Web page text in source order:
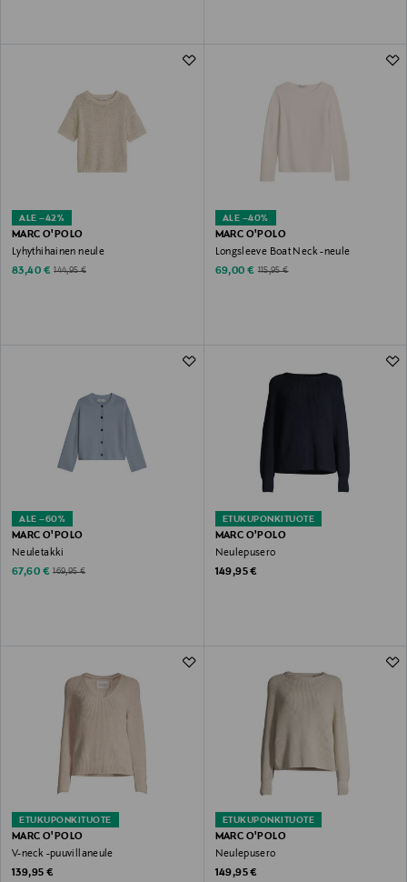
ALE –42%
MARC O'POLO
Lyhythihainen neule
Discounted Price
83,40 € Original Price
144,95 €
ALE –40%
MARC O'POLO
Longsleeve Boat Neck -neule
Discounted Price
69,00 € Original Price
115,95 €
ALE –60%
MARC O'POLO
Neuletakki
Discounted Price
67,60 € Original Price
169,95 €
ETUKUPONKITUOTE
MARC O'POLO
Neulepusero
Original Price
149,95 €
ETUKUPONKITUOTE
MARC O'POLO
V-neck -puuvillaneule
Original Price
139,95 €
ETUKUPONKITUOTE
MARC O'POLO
Neulepusero
Original Price
149,95 €